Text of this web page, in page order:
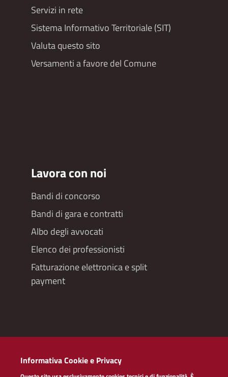
Servizi in rete
Sistema Informativo Territoriale (SIT)
Valuta questo sito
Versamenti a favore del Comune
Lavora con noi
Bandi di concorso
Bandi di gara e contratti
Albo degli avvocati
Elenco dei professionisti
Fatturazione elettronica e split
payment
Redazioneweb
Dichiarazione di accessibilità
Informativa Cookie e Privacy